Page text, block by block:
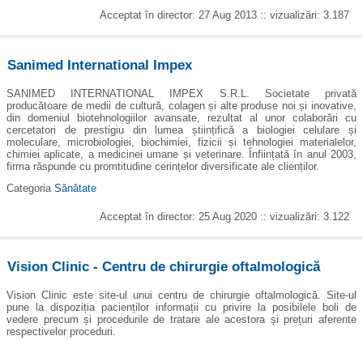
Acceptat în director: 27 Aug 2013 :: vizualizări: 3.187
Sanimed International Impex
SANIMED INTERNATIONAL IMPEX S.R.L. Societate privată
producătoare de medii de cultură, colagen și alte produse noi și inovative,
din domeniul biotehnologiilor avansate, rezultat al unor colaborări cu
cercetatori de prestigiu din lumea științifică a biologiei celulare și
moleculare, microbiologiei, biochimiei, fizicii și tehnologiei materialelor,
chimiei aplicate, a medicinei umane și veterinare. Înființată în anul 2003,
firma răspunde cu promtitudine cerințelor diversificate ale clienților.
Categoria Sănătate
Acceptat în director: 25 Aug 2020 :: vizualizări: 3.122
Vision Clinic - Centru de chirurgie oftalmologică
Vision Clinic este site-ul unui centru de chirurgie oftalmologică. Site-ul
pune la dispoziția pacienților informații cu privire la posibilele boli de
vedere precum și procedurile de tratare ale acestora și prețuri aferente
respectivelor proceduri.